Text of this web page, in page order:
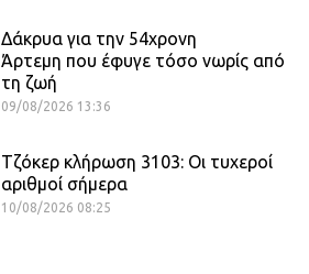
Δάκρυα για την 54χρονη
Άρτεμη που έφυγε τόσο νωρίς από
τη ζωή
09/08/2026 13:36
Τζόκερ κλήρωση 3103: Οι τυχεροί
αριθμοί σήμερα
10/08/2026 08:25